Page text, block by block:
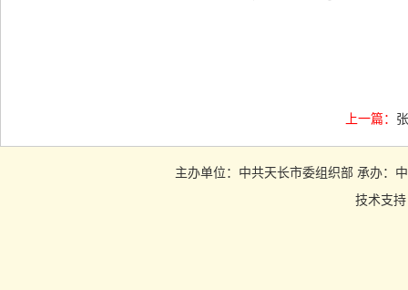
上一篇：
主办单位：中共天长市委组织部 承办：
技术支持